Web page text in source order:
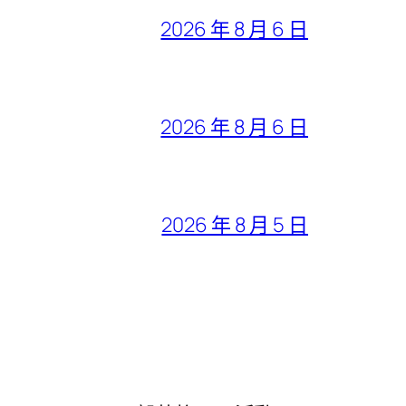
2026 年 8 月 6 日
2026 年 8 月 6 日
2026 年 8 月 5 日